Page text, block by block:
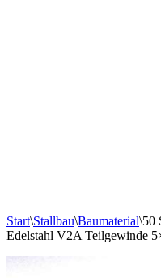
Start\Stallbau\Baumaterial\50
Edelstahl V2A Teilgewinde